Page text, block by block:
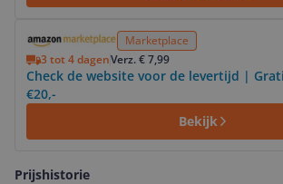
Marketplace
3 tot 4 dagenVerz. € 7,99
Check de website voor de levertijd |
€20,-
Bekijk
Prijshistorie